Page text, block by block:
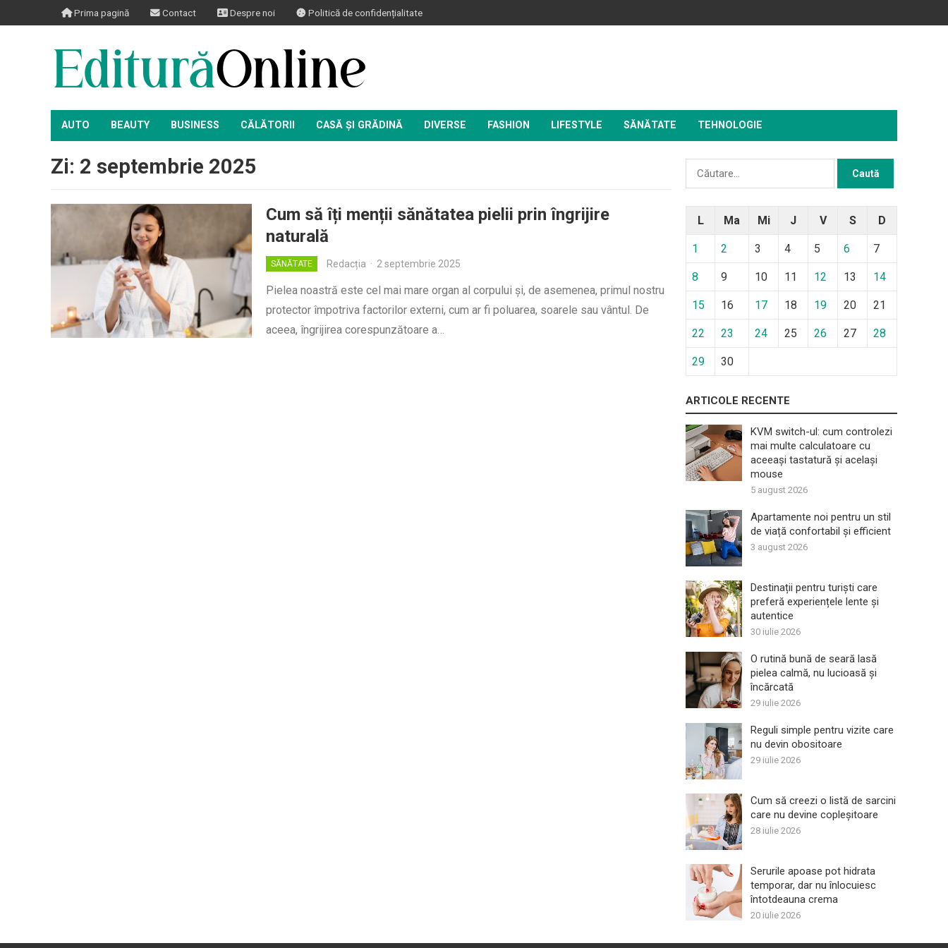
Prima pagină Contact Despre noi Politică de confidențialitate
AUTO BEAUTY BUSINESS CĂLĂTORII CASĂ ȘI GRĂDINĂ DIVERSE FASHION LIFESTYLE SĂNĂTATE TEHNOLOGIE
Zi: 2 septembrie 2025
Cum să îți menții sănătatea pielii prin îngrijire
naturală
SĂNĂTATE Redacția · 2 septembrie 2025
Pielea noastră este cel mai mare organ al corpului și, de asemenea, primul nostru
protector împotriva factorilor externi, cum ar fi poluarea, soarele sau vântul. De
aceea, îngrijirea corespunzătoare a…
Caută
L Ma Mi J V S D
1 2 3 4 5 6 7
8 9 10 11 12 13 14
15 16 17 18 19 20 21
22 23 24 25 26 27 28
29 30
ARTICOLE RECENTE
KVM switch-ul: cum controlezi
mai multe calculatoare cu
aceeași tastatură și același
mouse
5 august 2026
Apartamente noi pentru un stil
de viață confortabil și efficient
3 august 2026
Destinații pentru turiști care
preferă experiențele lente și
autentice
30 iulie 2026
O rutină bună de seară lasă
pielea calmă, nu lucioasă și
încărcată
29 iulie 2026
Reguli simple pentru vizite care
nu devin obositoare
29 iulie 2026
Cum să creezi o listă de sarcini
care nu devine copleșitoare
28 iulie 2026
Serurile apoase pot hidrata
temporar, dar nu înlocuiesc
întotdeauna crema
20 iulie 2026